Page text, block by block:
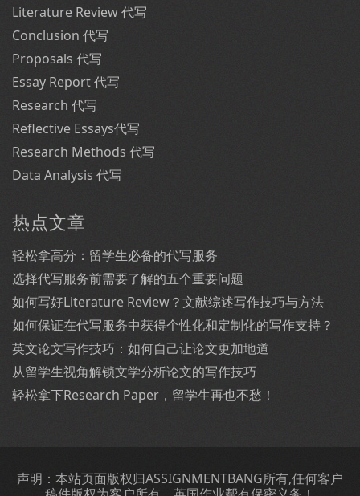
Literature Review 代写
Conclusion 代写
Proposals 代写
Essay Report 代写
Research 代写
Reflective Essays代写
Research Methods 代写
Data Analysis 代写
热点文章
轻松拿高分：留学生必备的代写服务
选择代写服务前需要了解的五个重要问题
如何写好Literature Review？文献综述写作技巧与方法
如何保证在代写服务中获得个性化和定制化的写作支持？
英文论文写作技巧：如何自己让论文更加地道
从留学生视角解锁文学分析论文的写作技巧
轻松拿下Research Paper，留学生再也不愁！
声明：本站页面版权归ASSIGNMENTBANG所有,任何客户